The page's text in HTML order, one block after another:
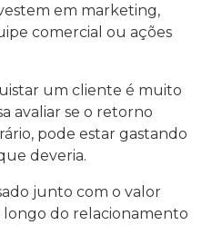
em marketing,
comercial ou ações
um cliente é muito
avaliar se o retorno
pode estar gastando
deveria.
junto com o valor
do relacionamento